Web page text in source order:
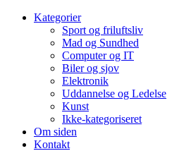
Kategorier
Sport og friluftsliv
Mad og Sundhed
Computer og IT
Biler og sjov
Elektronik
Uddannelse og Ledelse
Kunst
Ikke-kategoriseret
Om siden
Kontakt